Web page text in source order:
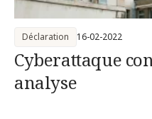
Cyberattaque
analyse
Déclaration 16-02-2022